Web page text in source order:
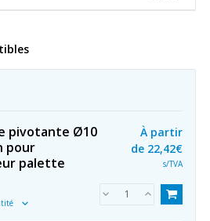
pivotante Ø10
pour
palette
À partir
de 22,42€
s/TVA